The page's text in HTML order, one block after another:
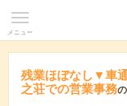
メニュー
残業ほぼなし▼車
之荘での営業事務